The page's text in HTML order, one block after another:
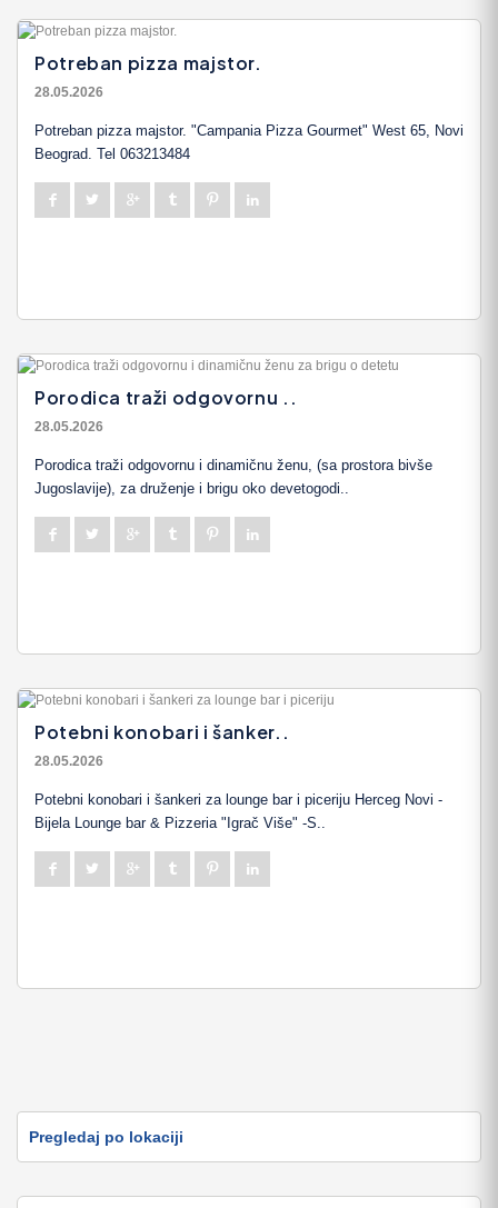
Pregledaj po lokaciji
Potreban pizza majstor.
28.05.2026
Potreban pizza majstor. "Campania Pizza Gourmet" West 65, Novi
Beograd. Tel 063213484
Porodica traži odgovornu ..
28.05.2026
Porodica traži odgovornu i dinamičnu ženu, (sa prostora bivše
Jugoslavije), za druženje i brigu oko devetogodi..
Potebni konobari i šanker..
28.05.2026
Potebni konobari i šankeri za lounge bar i piceriju Herceg Novi -
Bijela Lounge bar & Pizzeria "Igrač Više" -S..